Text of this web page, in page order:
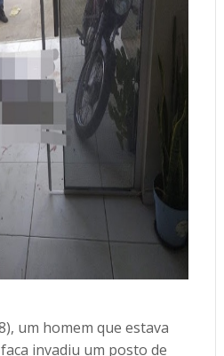
um homem que estava
invadiu um posto de